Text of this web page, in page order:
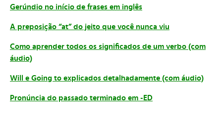
Gerúndio no início de frases em inglês
A preposição “at” do jeito que você nunca viu
Como aprender todos os significados de um verbo (com
áudio)
Will e Going to explicados detalhadamente (com áudio)
Pronúncia do passado terminado em -ED